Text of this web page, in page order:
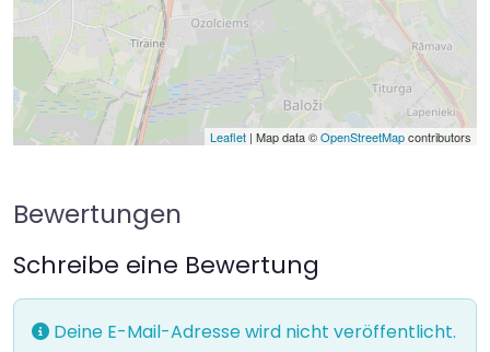
Leaflet | Map data ©OpenStreetMapcontributors
Bewertungen
Schreibe eine Bewertung
Deine E-Mail-Adresse wird nicht veröffentlicht.